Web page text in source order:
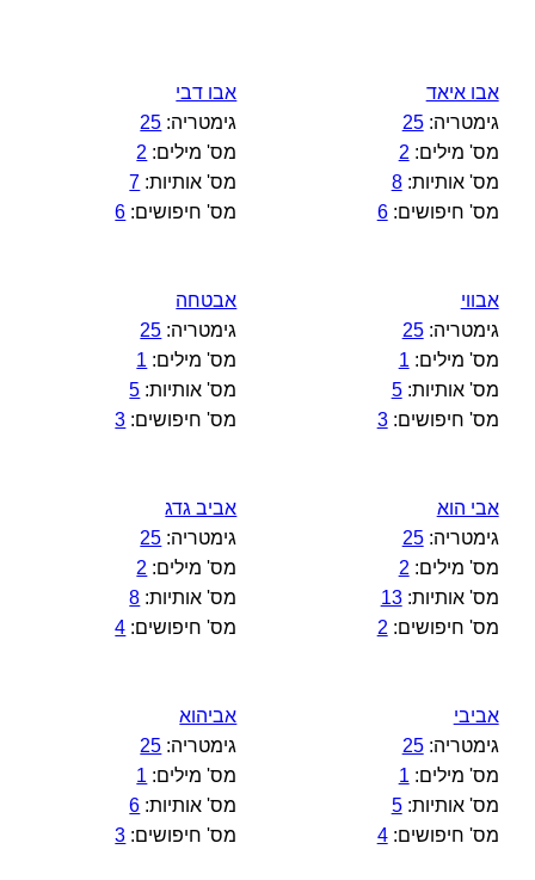
אבו איאד
גימטריה:25
מס' מילים: 2
מס' אותיות:8
מס' חיפושים:6
אבו דבי
גימטריה: 25
מס' מילים: 2
מס' אותיות: 7
מס' חיפושים: 6
אבווי
גימטריה:25
מס' מילים: 1
מס' אותיות:5
מס' חיפושים:3
אבטחה
גימטריה: 25
מס' מילים: 1
מס' אותיות: 5
מס' חיפושים: 3
אבי הוא
גימטריה:25
מס' מילים: 2
מס' אותיות:13
מס' חיפושים: 2
אביב גדג
גימטריה: 25
מס' מילים: 2
מס' אותיות: 8
מס' חיפושים: 4
אביבי
גימטריה:25
מס' מילים: 1
מס' אותיות:5
מס' חיפושים:4
אביהוא
גימטריה: 25
מס' מילים: 1
מס' אותיות: 6
מס' חיפושים: 3